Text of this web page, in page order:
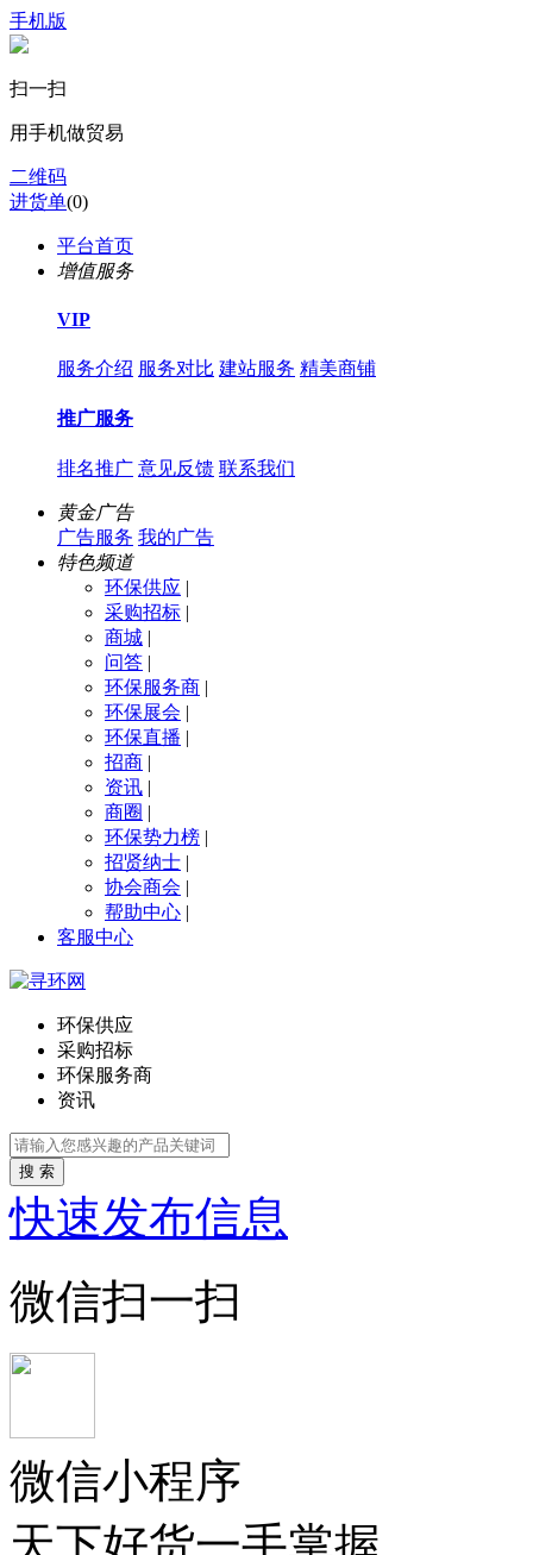
手机版
扫一扫
用手机做贸易
二维码
进货单(0)
平台首页
增值服务
VIP
服务介绍 服务对比 建站服务 精美商铺
推广服务
排名推广 意见反馈 联系我们
黄金广告
广告服务 我的广告
特色频道
环保供应 |
采购招标 |
商城 |
问答 |
环保服务商 |
环保展会 |
环保直播 |
招商 |
资讯 |
商圈 |
环保势力榜 |
招贤纳士 |
协会商会 |
帮助中心 |
客服中心
环保供应
采购招标
环保服务商
资讯
搜 索
快速发布信息
微信扫一扫
微信小程序